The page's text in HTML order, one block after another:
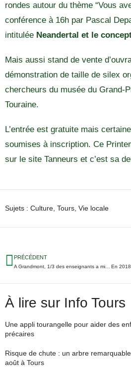
rondes autour du thème “Vous
conférence à 16h par Pascal
intitulée Neandertal et le
Mais aussi stand de vente
démonstration de taille de silex
chercheurs du musée du Grand-
Touraine.
L’entrée est gratuite mais
soumises à inscription. Ce
sur le site Tanneurs et c’est sa
Sujets : Culture Tours Vie locale
PRÉCÉDENT
À lire sur Info Tours
Une appli tourangelle pour aider des
précaires
Risque de chute : un arbre
août à Tours